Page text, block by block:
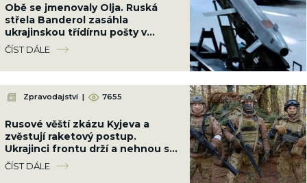
Obě se jmenovaly Olja. Ruská
střela Banderol zasáhla
ukrajinskou třídírnu pošty v
Pavlogradu a zabila dvě poštovní
úřednice
ČÍST DÁLE
Zpravodajství | 7655
Rusové věští zkázu Kyjeva a
zvěstují raketový postup.
Ukrajinci frontu drží a nehnou se
ani o metr
ČÍST DÁLE